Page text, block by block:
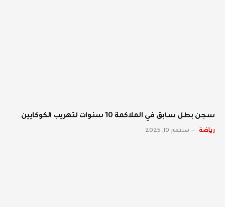
سجن بطل سابق في الملاكمة 10 سنوات لتهريب الكوكايين
رياضة سبتمبر 10, 2025